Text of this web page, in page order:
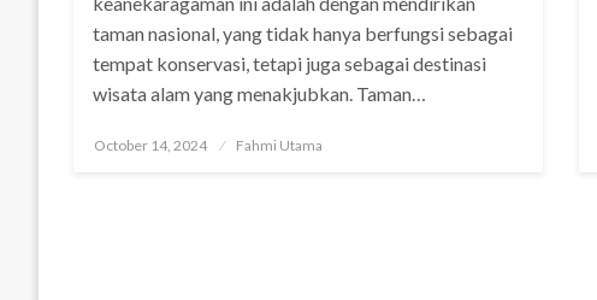
taman nasional, yang tidak hanya berfungsi sebagai
tempat konservasi, tetapi juga sebagai destinasi
wisata alam yang menakjubkan. Taman…
Posted
October 14, 2024 Fahmi Utama